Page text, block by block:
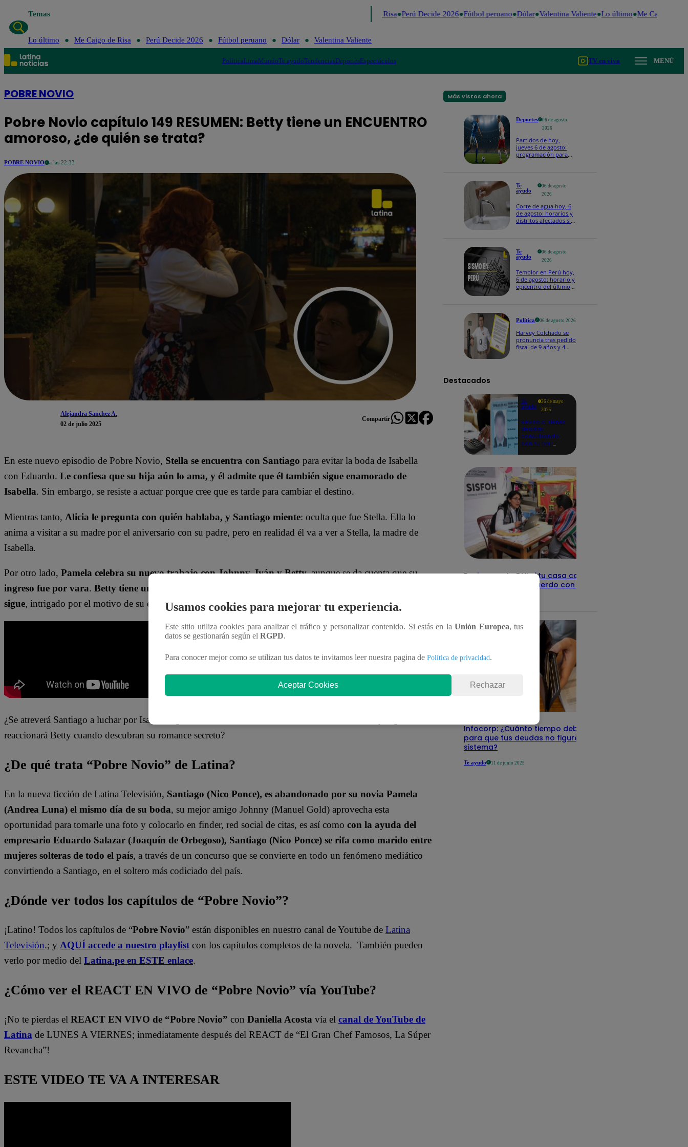
Temas Me Caigo de Risa Perú Decide 2026 Fútbol peruano Dólar Valentina Valiente Lo último Me Caigo de
Lo último Me Caigo de Risa Perú Decide 2026 Fútbol peruano Dólar Valentina Valiente
PolíticaLimaMundoTe ayudoTendenciasDeportesEspectáculos TV en vivo MENÚ
POBRE NOVIO
Pobre Novio capítulo 149 RESUMEN: Betty tiene un ENCUENTRO
amoroso, ¿de quién se trata?
POBRE NOVIO a las 22:33
Alejandra Sanchez A.
02 de julio 2025
Compartir
En este nuevo episodio de Pobre Novio, Stella se encuentra con Santiago para evitar la boda de Isabella
con Eduardo. Le confiesa que su hija aún lo ama, y él admite que él también sigue enamorado de
Isabella. Sin embargo, se resiste a actuar porque cree que es tarde para cambiar el destino.
Mientras tanto, Alicia le pregunta con quién hablaba, y Santiago miente: oculta que fue Stella. Ella lo
anima a visitar a su madre por el aniversario con su padre, pero en realidad él va a ver a Stella, la madre de
Isabella.
Por otro lado, Pamela celebra su nuevo trabajo con Johnny, Iván y Betty,aunque se da cuenta que su
ingreso fue por vara. Betty tiene una cita secreta
sigue, intrigado por el motivo de su encuentro.
¿Se atreverá Santiago a luchar por Isabella? ¿Qué hará Pamela al descubrir cómo obtuvo el trabajo? ¿Y cómo
reaccionará Betty cuando descubran su romance secreto?
¿De qué trata “Pobre Novio” de Latina?
En la nueva ficción de Latina Televisión, Santiago (Nico Ponce), es abandonado por su novia Pamela
(Andrea Luna) el mismo día de su boda, su mejor amigo Johnny (Manuel Gold) aprovecha esta
oportunidad para tomarle una foto y colocarlo en finder, red social de citas, es así como con la ayuda del
empresario Eduardo Salazar (Joaquín de Orbegoso), Santiago (Nico Ponce) se rifa como marido entre
mujeres solteras de todo el país, a través de un concurso que se convierte en todo un fenómeno mediático
convirtiendo a Santiago, en el soltero más codiciado del país.
¿Dónde ver todos los capítulos de “Pobre Novio”?
¡Latino! Todos los capítulos de “Pobre Novio” están disponibles en nuestro canal de Youtube de Latina
Televisión.; y AQUÍ accede a nuestro playlist con los capítulos completos de la novela. También pueden
verlo por medio del Latina.pe en ESTE enlace.
¿Cómo ver el REACT EN VIVO de “Pobre Novio” vía YouTube?
¡No te pierdas el REACT EN VIVO de “Pobre Novio” con Daniella Acosta vía el canal de YouTube de
Latina de LUNES A VIERNES; inmediatamente después del REACT de “El Gran Chef Famosos, La Súper
Revancha”!
ESTE VIDEO TE VA A INTERESAR
Más vistos ahora
Deportes
06 de agosto
2026
Partidos de hoy,
jueves 6 de agosto:
programación para
Te
ayudo
06 de agosto
2026
Corte de agua hoy, 6
de agosto: horarios y
distritos afectados sin
Te
ayudo
06 de agosto
2026
Temblor en Perú hoy,
6 de agosto: horario y
epicentro del último
Política 06 de agosto 2026
Harvey Colchado se
pronuncia tras pedido
fiscal de 9 años y 4
Destacados
Te
ayudo
26 de mayo
2025
Revisa si tienes
deudas
consultando
con tu DNI:
detalles
Revisa con tu DNI si tu casa califica
como pobre, de acuerdo con el Sisfoh
Infocorp: ¿Cuánto tiempo debe pasar
para que tus deudas no figuren en su
sistema?
Te ayudo 11 de junio 2025
Usamos cookies para mejorar tu experiencia.
Este sitio utiliza cookies para analizar el tráfico y personalizar contenido. Si estás en laUnión Europea, tus
datos se gestionarán según el RGPD.
Para conocer mejor como se utilizan tus datos te invitamos leer nuestra pagina de Política de privacidad.
Aceptar Cookies Rechazar